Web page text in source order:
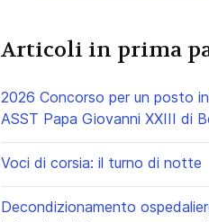
Articoli in prima
2026 Concorso per un posto
ASST Papa Giovanni XXIII di
Voci di corsia: il turno di notte
Decondizionamento